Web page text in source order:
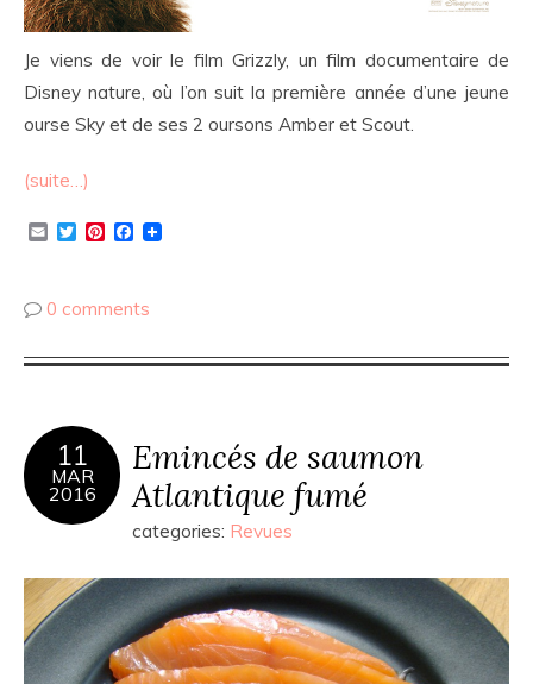
Je viens de voir le film Grizzly, un film documentaire de
Disney nature, où l’on suit la première année d’une jeune
ourse Sky et de ses 2 oursons Amber et Scout.
(suite…)
EmailTwitterPinterestFacebook
0 comments
11
MAR
2016
Emincés de saumon
Atlantique fumé
categories: Revues